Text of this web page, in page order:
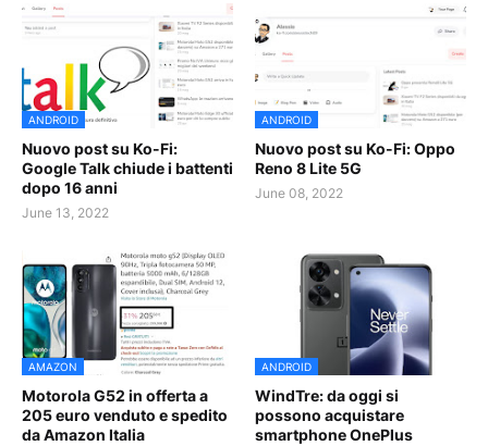
ANDROID
Nuovo post su Ko-Fi:
Google Talk chiude i battenti
dopo 16 anni
June 13, 2022
ANDROID
Nuovo post su Ko-Fi: Oppo
Reno 8 Lite 5G
June 08, 2022
AMAZON
Motorola G52 in offerta a
205 euro venduto e spedito
da Amazon Italia
ANDROID
WindTre: da oggi si
possono acquistare
smartphone OnePlus